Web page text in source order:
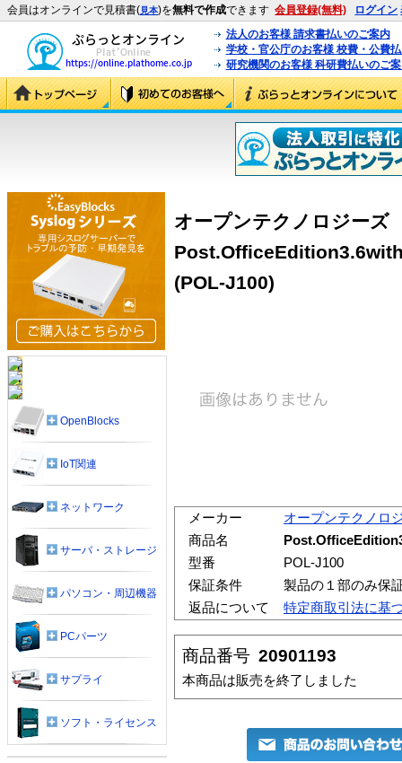
会員はオンラインで見積書(見本)を無料で作成できます 会員登録(無料) ログイン
法人のお客様 請求書払いのご案内
学校・官公庁のお客様 校費・公費
研究機関のお客様 科研費払いのご
オープンテクノロジーズ
(POL-J100)
メーカー
オープンテクノロ
商品名
型番
POL-J100
保証条件
製品の１部のみ保
返品について
特定商取引法に基
商品番号 20901193
本商品は販売を終了しました
OpenBlocks
IoT関連
ネットワーク
サーバ・ストレージ
パソコン・周辺機器
PCパーツ
サプライ
ソフト・ライセンス